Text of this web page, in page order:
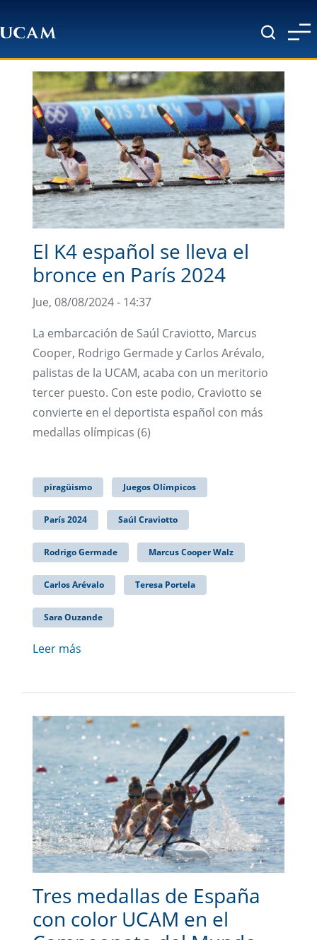
El K4 español se lleva el
bronce en París 2024
Jue, 08/08/2024 - 14:37
La embarcación de Saúl Craviotto, Marcus
Cooper, Rodrigo Germade y Carlos Arévalo,
palistas de la UCAM, acaba con un meritorio
tercer puesto. Con este podio, Craviotto se
convierte en el deportista español con más
medallas olímpicas (6)
piragüismo Juegos Olímpicos
París 2024 Saúl Craviotto
Rodrigo Germade Marcus Cooper Walz
Carlos Arévalo Teresa Portela
Sara Ouzande
Leer más
Tres medallas de España
con color UCAM en el